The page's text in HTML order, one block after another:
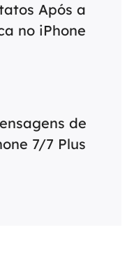
Após a
no iPhone
de
7/7 Plus